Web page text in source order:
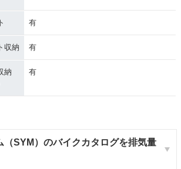
有
収納 有
納
有
（SYM）のバイクカタログを排気量